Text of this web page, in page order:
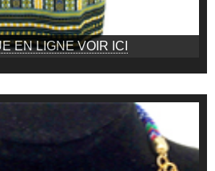
EN LIGNE VOIR ICI